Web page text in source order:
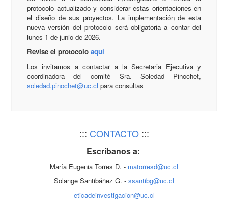
protocolo actualizado y considerar estas orientaciones en
el diseño de sus proyectos. La implementación de esta
nueva versión del protocolo será obligatoria a contar del
lunes 1 de junio de 2026.
Revise el protocolo aquí
Los invitamos a contactar a la Secretaria Ejecutiva y
coordinadora del comité Sra. Soledad Pinochet,
soledad.pinochet@uc.cl para consultas
::: CONTACTO:::
Escríbanos a:
María Eugenia Torres D. - matorresd@uc.cl
Solange Santibáñez G. - ssantibg@uc.cl
eticadeinvestigacion@uc.cl